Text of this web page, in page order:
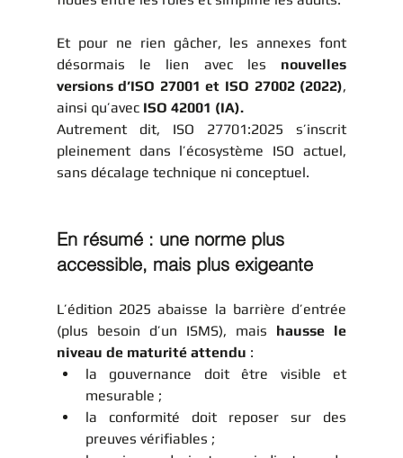
Et pour ne rien gâcher, les annexes font
désormais le lien avec les nouvelles
versions d’ISO 27001 et ISO 27002 (2022),
ainsi qu’avec ISO 42001 (IA).
Autrement dit, ISO 27701:2025 s’inscrit
pleinement dans l’écosystème ISO actuel,
sans décalage technique ni conceptuel.
En résumé : une norme plus
accessible, mais plus exigeante
L’édition 2025 abaisse la barrière d’entrée
(plus besoin d’un ISMS), mais hausse le
niveau de maturité attendu :
la gouvernance doit être visible et
mesurable ;
la conformité doit reposer sur des
preuves vérifiables ;